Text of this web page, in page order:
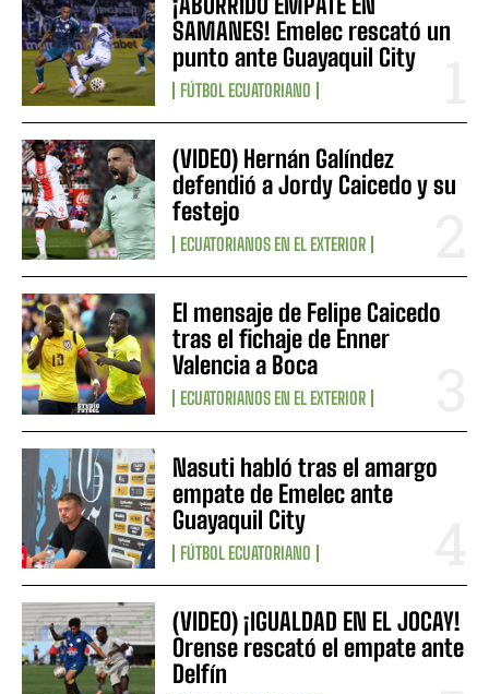
SAMANES! Emelec rescató un
punto ante Guayaquil City
FÚTBOL ECUATORIANO
(VIDEO) Hernán Galíndez
defendió a Jordy Caicedo y su
festejo
ECUATORIANOS EN EL EXTERIOR
El mensaje de Felipe Caicedo
tras el fichaje de Enner
Valencia a Boca
ECUATORIANOS EN EL EXTERIOR
Nasuti habló tras el amargo
empate de Emelec ante
Guayaquil City
FÚTBOL ECUATORIANO
(VIDEO) ¡IGUALDAD EN EL JOCAY!
Orense rescató el empate ante
Delfín